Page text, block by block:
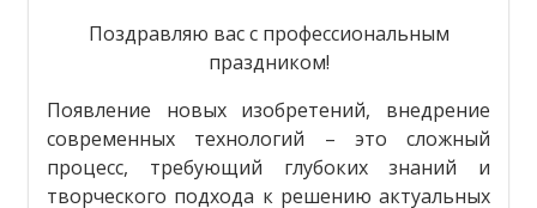
Поздравляю вас с профессиональным
праздником!
Появление новых изобретений, внедрение
современных технологий – это сложный
процесс, требующий глубоких знаний и
творческого подхода к решению актуальных